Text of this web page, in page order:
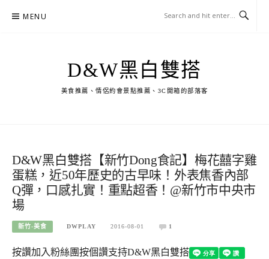
MENU
D&W黑白雙搭
美食推薦、情侶約會景點推薦、3C開箱的部落客
D&W黑白雙搭【新竹Dong食記】梅花囍字雞
蛋糕，近50年歷史的古早味！外表焦香內部
Q彈，口感扎實！重點超香！@新竹市中央市
場
新竹-美食 DWPLAY 2016-08-01 1
按讚加入粉絲團按個讚支持D&W黑白雙搭